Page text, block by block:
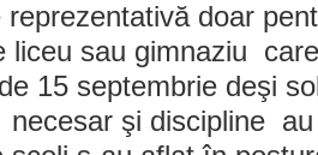
doar
sau gimnaziu
15 septembrie deşi
şi discipline